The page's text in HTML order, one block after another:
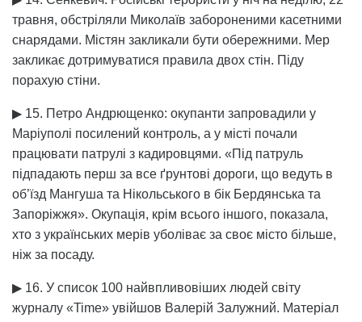
травня, обстріляли Миколаїв забороненими касетними
снарядами. Містян закликали бути обережними. Мер
закликає дотримуватися правила двох стін. Піду
порахую стіни.
▶ 15. Петро Андрющенко: окупанти запровадили у
Маріуполі посилений контроль, а у місті почали
працювати патрулі з кадировцями. «Під патруль
підпадають перш за все ґрунтові дороги, що ведуть в
об’їзд Мангуша та Нікольського в бік Бердянська та
Запоріжжя». Окупація, крім всього іншого, показала,
хто з українських мерів уболіває за своє місто більше,
ніж за посаду.
▶ 16. У список 100 найвпливовіших людей світу
журналу «Time» увійшов Валерій Залужний. Матеріал